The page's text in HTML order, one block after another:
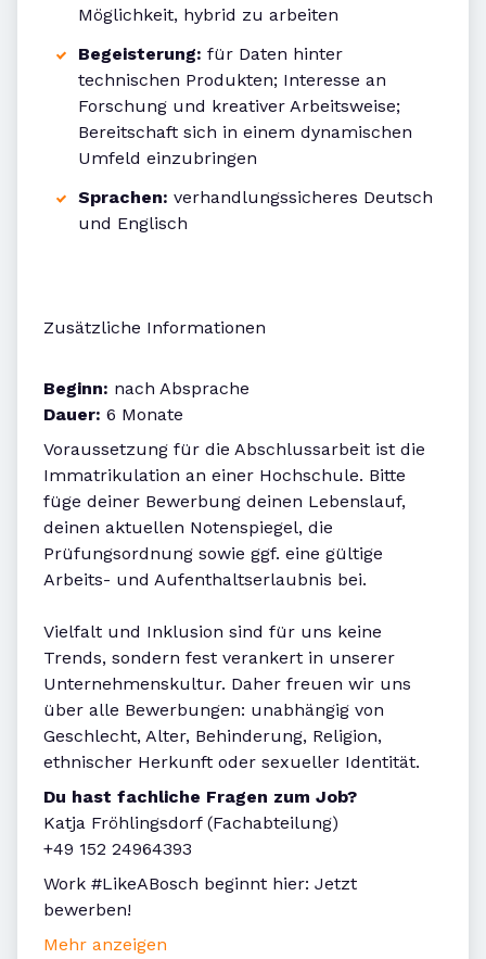
Möglichkeit, hybrid zu arbeiten
Begeisterung: für Daten hinter
technischen Produkten; Interesse an
Forschung und kreativer Arbeitsweise;
Bereitschaft sich in einem dynamischen
Umfeld einzubringen
Sprachen: verhandlungssicheres Deutsch
und Englisch
Zusätzliche Informationen
Beginn: nach Absprache
Dauer: 6 Monate
Voraussetzung für die Abschlussarbeit ist die
Immatrikulation an einer Hochschule. Bitte
füge deiner Bewerbung deinen Lebenslauf,
deinen aktuellen Notenspiegel, die
Prüfungsordnung sowie ggf. eine gültige
Arbeits- und Aufenthaltserlaubnis bei.
Vielfalt und Inklusion sind für uns keine
Trends, sondern fest verankert in unserer
Unternehmenskultur. Daher freuen wir uns
über alle Bewerbungen: unabhängig von
Geschlecht, Alter, Behinderung, Religion,
ethnischer Herkunft oder sexueller Identität.
Du hast fachliche Fragen zum Job?
Katja Fröhlingsdorf (Fachabteilung)
+49 152 24964393
Work #LikeABosch beginnt hier: Jetzt
bewerben!
Mehr anzeigen